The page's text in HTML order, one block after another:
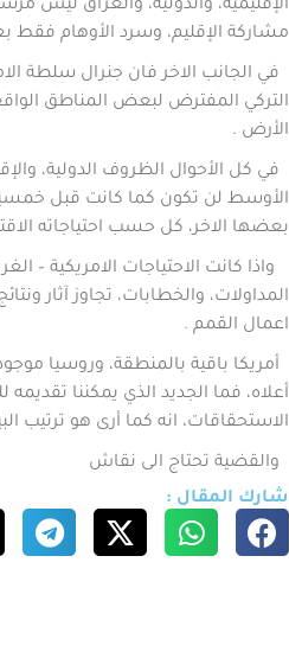
الإقليمية، والدولية، والعراق
مشاركة الإقليم، وسرد الأوهام فقط
في الجانب الاخر فان جنرال سلطة
التركي المفترض لبعض المناطق
الأرض .
في كل الأحوال الظروف الدولية،
الأوسط لن تكون كما كانت قبل خمسين
بعضها الاخر، كل حسب احتياجاته
واذا كانت الاحتياجات الامريكية –
المداولات، والخطابات، تجاوز آثار
اعمال القمم .
أمريكا باقية بالمنطقة، وروسيا
أعلاه، فما الجديد الذي يمكننا
الاستحقاقات، انه كما أرى هو ترتيب
والقضية تحتاج الى نقاش
شارك المقال :